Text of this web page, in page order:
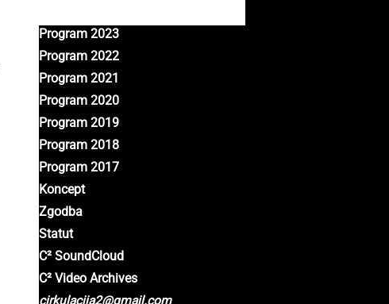
Program 2023
Program 2022
Program 2021
Program 2020
Program 2019
Program 2018
Program 2017
Koncept
Zgodba
Statut
C² SoundCloud
C² Video Archives
cirkulacija2@gmail.com